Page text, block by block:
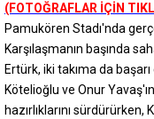
(FOTOĞRAFLAR İÇİN
Pamukören Stadı'nda
Karşılaşmanın başında
Ertürk, iki takıma da
Kötelioğlu ve Onur
hazırlıklarını